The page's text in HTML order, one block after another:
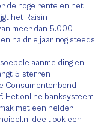
de hoge rente en het
het Raisin
meer dan 5.000
na drie jaar nog steeds
aanmelding en
5-sterren
Consumentenbond
Het online banksysteem
met een helder
deelt ook een